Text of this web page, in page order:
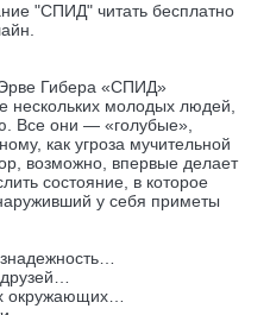
"СПИД" читать бесплатно
Гибера «СПИД»
нескольких молодых людей,
Все они — «голубые»,
как угроза мучительной
возможно, впервые делает
состояние, в которое
у себя приметы
окружающих…